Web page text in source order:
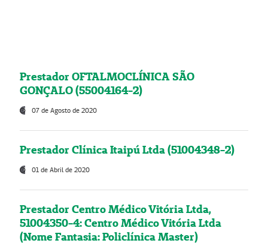
Prestador OFTALMOCLÍNICA SÃO
GONÇALO (55004164-2)
07 de Agosto de 2020
Prestador Clínica Itaipú Ltda (51004348-2)
01 de Abril de 2020
Prestador Centro Médico Vitória Ltda,
51004350-4: Centro Médico Vitória Ltda
(Nome Fantasia: Policlínica Master)